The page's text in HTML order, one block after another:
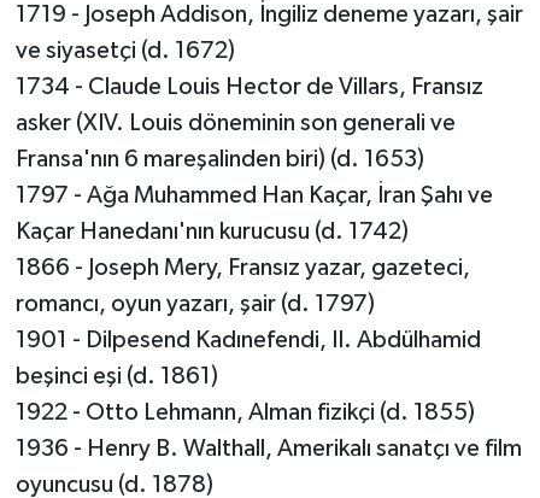
1719 - Joseph Addison, İngiliz deneme yazarı, şair
ve siyasetçi (d. 1672)
1734 - Claude Louis Hector de Villars, Fransız
asker (XIV. Louis döneminin son generali ve
Fransa'nın 6 mareşalinden biri) (d. 1653)
1797 - Ağa Muhammed Han Kaçar, İran Şahı ve
Kaçar Hanedanı'nın kurucusu (d. 1742)
1866 - Joseph Mery, Fransız yazar, gazeteci,
romancı, oyun yazarı, şair (d. 1797)
1901 - Dilpesend Kadınefendi, II. Abdülhamid
beşinci eşi (d. 1861)
1922 - Otto Lehmann, Alman fizikçi (d. 1855)
1936 - Henry B. Walthall, Amerikalı sanatçı ve film
oyuncusu (d. 1878)